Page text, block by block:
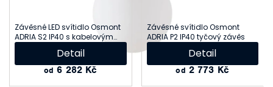
Závěsné LED svítidlo Osmont
ADRIA S2 IP40 s kabelovým
závěsem
od 6 282 Kč
Detail
Závěsné svítidlo Osmont
ADRIA P2 IP40 tyčový závěs
od 2 773 Kč
Detail